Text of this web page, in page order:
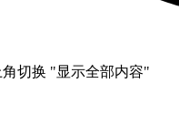
切换 "显示全部内容"